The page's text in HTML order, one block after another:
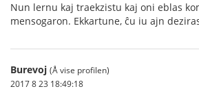
Nun lernu kaj traekzistu kaj oni eblas
mensogaron. Ekkartune, ĉu iu ajn
Burevoj (Å vise profilen)
2017 8 23 18:49:18